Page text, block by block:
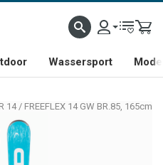
Wassersport
14 / FREEFLEX 14 GW BR.85, 165cm